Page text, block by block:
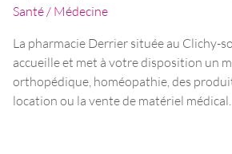
Santé / Médecine
La pharmacie Derrier située au Clichy-
accueille et met à votre disposition un
orthopédique, homéopathie, des
location ou la vente de matériel médical.